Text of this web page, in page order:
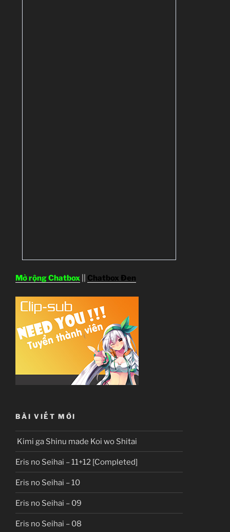
Mở rộng Chatbox Chatbox Đen
BÀI VIẾT MỚI
Kimi ga Shinu made Koi wo Shitai
Eris no Seihai – 11+12 [Completed]
Eris no Seihai – 10
Eris no Seihai – 09
Eris no Seihai – 08